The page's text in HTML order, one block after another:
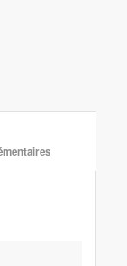
Informations